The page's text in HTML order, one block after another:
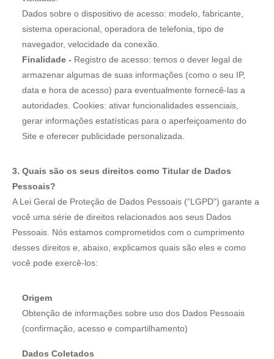
Dados sobre o dispositivo de acesso: modelo, fabricante,
sistema operacional, operadora de telefonia, tipo de
navegador, velocidade da conexão.
Finalidade - Registro de acesso: temos o dever legal de
armazenar algumas de suas informações (como o seu IP,
data e hora de acesso) para eventualmente fornecê-las a
autoridades. Cookies: ativar funcionalidades essenciais,
gerar informações estatísticas para o aperfeiçoamento do
Site e oferecer publicidade personalizada.
3. Quais são os seus direitos como Titular de Dados
Pessoais?
A Lei Geral de Proteção de Dados Pessoais (“LGPD”) garante a
você uma série de direitos relacionados aos seus Dados
Pessoais. Nós estamos comprometidos com o cumprimento
desses direitos e, abaixo, explicamos quais são eles e como
você pode exercê-los:
Origem
Obtenção de informações sobre uso dos Dados Pessoais
(confirmação, acesso e compartilhamento)
Dados Coletados